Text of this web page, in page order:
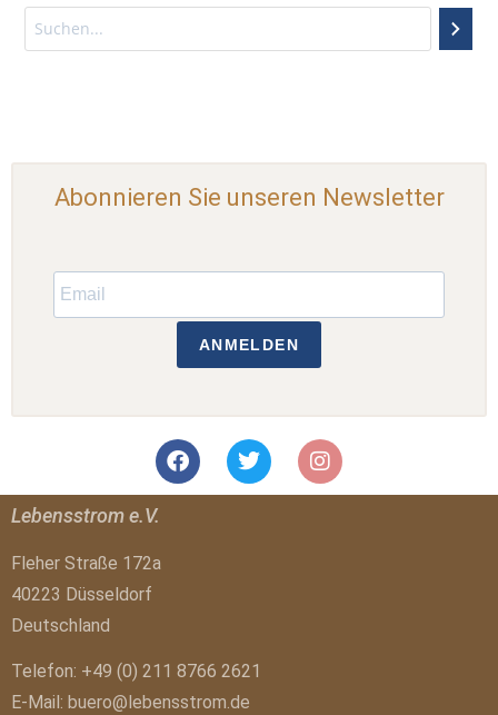
Abonnieren Sie unseren Newsletter
ANMELDEN
Lebensstrom e.V.
Fleher Straße 172a
40223 Düsseldorf
Deutschland
Telefon: +49 (0) 211 8766 2621
E-Mail: buero@lebensstrom.de